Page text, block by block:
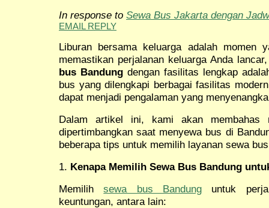
In response to Sewa Bus Jakarta dengan
EMAIL REPLY
Liburan bersama keluarga adalah momen
memastikan perjalanan keluarga Anda
bus Bandungdengan fasilitas lengkap
bus yang dilengkapi berbagai fasilitas
dapat menjadi pengalaman yang
Dalam artikel ini, kami akan membahas
dipertimbangkan saat menyewa bus di
beberapa tips untuk memilih layanan sewa
1. Kenapa Memilih Sewa Bus Bandung
Memilihsewa bus Bandunguntuk
keuntungan, antara lain: